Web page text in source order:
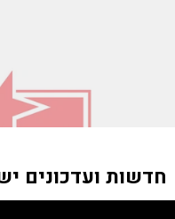
חדשות ועדכונים